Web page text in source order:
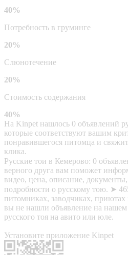
40%
Потребность в груминге
20%
Слюнотечение
20%
Стоимость содержания
40%
На Kinpet нашлось 0 объявлений
которые соответствуют вашим
понравившегося питомца и
клика.
Русские тои в Кемерово: 0
верного друга вам поможет
видео, цена, описание,
подробности о русскому тою. ➤
питомниках, заводчиках,
вы не нашли объявление на
русского тоя на авито или юле.
Установите приложение Kinpet